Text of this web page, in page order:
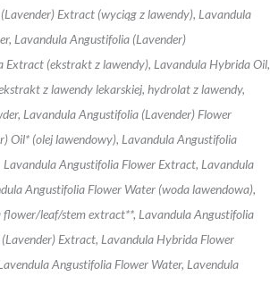
Extract (wyciąg z lawendy), Lavandula
Lavandula Angustifolia (Lavender)
(ekstrakt z lawendy), Lavandula Hybrida Oil,
z lawendy lekarskiej, hydrolat z lawendy,
Lavandula Angustifolia (Lavender) Flower
Oil* (olej lawendowy), Lavandula Angustifolia
Angustifolia Flower Extract, Lavandula
Angustifolia Flower Water (woda lawendowa),
leaf/stem extract**, Lavandula Angustifolia
Extract, Lavandula Hybrida Flower
Angustifolia Flower Water, Lavendula